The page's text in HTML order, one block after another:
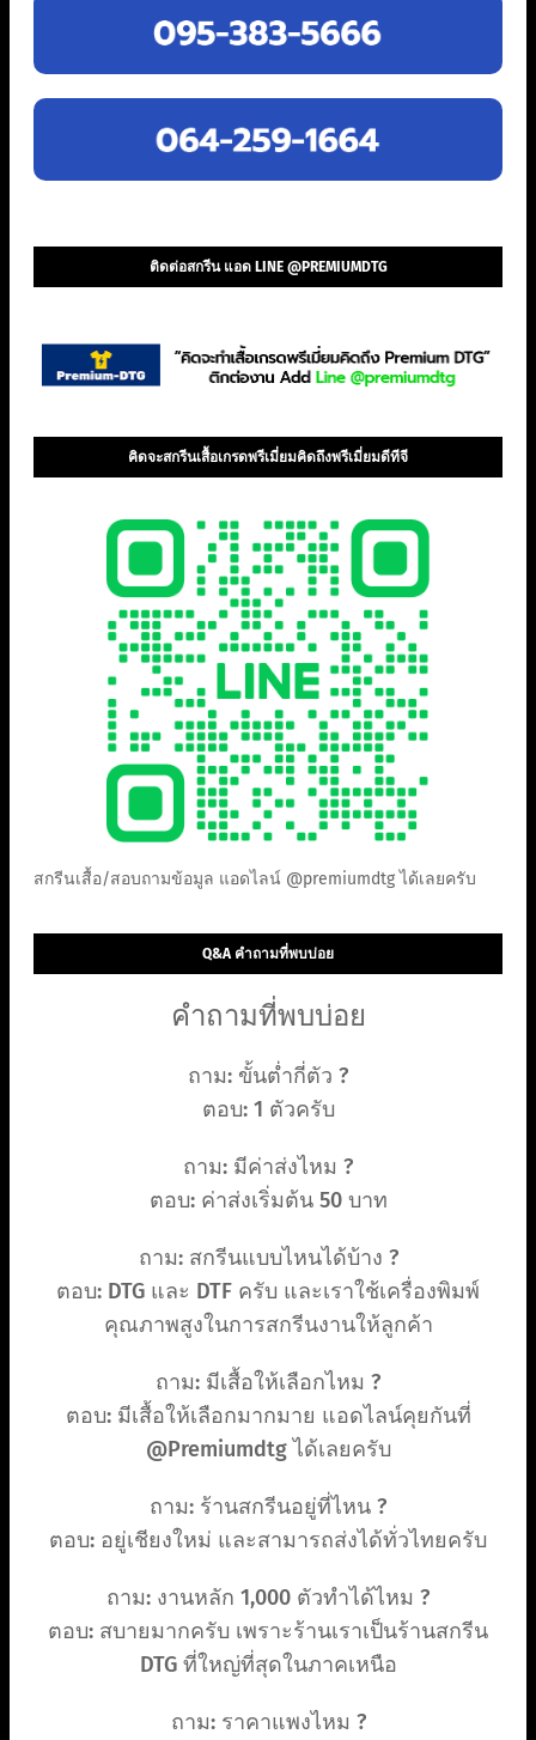
ติดต่อสกรีน แอด LINE @PREMIUMDTG
คิดจะสกรีนเสื้อเกรดพรีเมี่ยมคิดถึงพรีเมี่ยมดีทีจี
สกรีนเสื้อ/สอบถามข้อมูล แอดไลน์ @premiumdtg ได้เลยครับ
Q&A คำถามที่พบบ่อย
คำถามที่พบบ่อย
ถาม: ขั้นต่ำกี่ตัว ?
ตอบ: 1 ตัวครับ
ถาม: มีค่าส่งไหม ?
ตอบ: ค่าส่งเริ่มต้น 50 บาท
ถาม: สกรีนแบบไหนได้บ้าง ?
ตอบ: DTG และ DTF ครับ และเราใช้เครื่องพิมพ์
คุณภาพสูงในการสกรีนงานให้ลูกค้า
ถาม: มีเสื้อให้เลือกไหม ?
ตอบ: มีเสื้อให้เลือกมากมาย แอดไลน์คุยกันที่
@Premiumdtg ได้เลยครับ
ถาม: ร้านสกรีนอยู่ที่ไหน ?
ตอบ: อยู่เชียงใหม่ และสามารถส่งได้ทั่วไทยครับ
ถาม: งานหลัก 1,000 ตัวทำได้ไหม ?
ตอบ: สบายมากครับ เพราะร้านเราเป็นร้านสกรีน
DTG ที่ใหญ่ที่สุดในภาคเหนือ
ถาม: ราคาแพงไหม ?